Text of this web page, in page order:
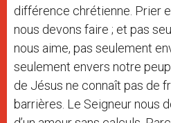
différence chrétienne. Prier
nous devons faire ; et pas
nous aime, pas seulement
seulement envers notre
de Jésus ne connaît pas de
barrières. Le Seigneur nous